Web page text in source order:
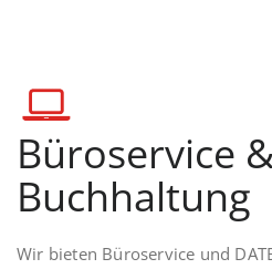
Büroservice
Buchhaltung
Wir bieten Büroservice und